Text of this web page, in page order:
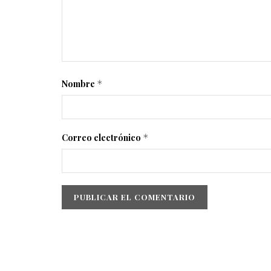
Nombre *
Correo electrónico *